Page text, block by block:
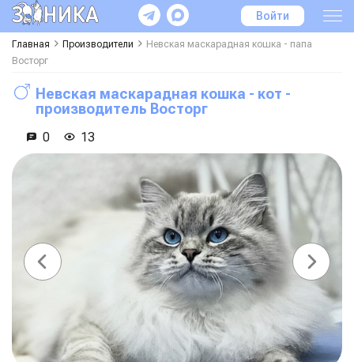
Войти
Главная Производители
Невская маскарадная кошка - папа
Восторг
Невская маскарадная кошка - кот -
производитель Восторг
0 13